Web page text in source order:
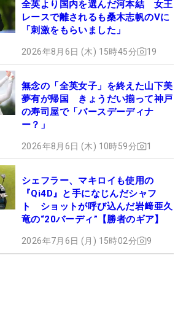
全英より国内を選んだ河本結 女王
レースで離されるも桑木志帆のVに
「刺激をもらいました」
2026年8月6日 (木) 15時45分 19
無念の「全英女子」を終えた山下美
夢有が帰国 きょうだい揃って神戸
の寿司屋で「バースデーディナ
ー？」
2026年8月6日 (木) 10時59分 1
シェフラー、マキロイも使用の
『Qi4D』と手になじんだシャフ
ト ショットが呼び込んだ岩﨑亜久
竜の“20バーディ”【勝者のギア】
2026年7月6日 (月) 15時02分 9